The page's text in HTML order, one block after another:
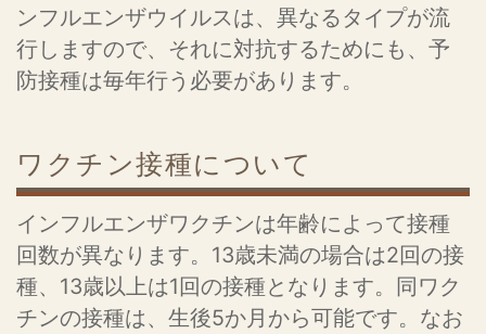
ンフルエンザウイルスは、異なるタイプが流
行しますので、それに対抗するためにも、予
防接種は毎年行う必要があります。
ワクチン接種について
インフルエンザワクチンは年齢によって接種
回数が異なります。13歳未満の場合は2回の接
種、13歳以上は1回の接種となります。同ワク
チンの接種は、生後5か月から可能です。なお